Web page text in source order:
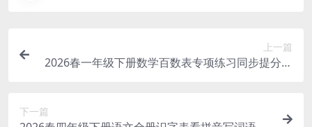
上一篇
2026春一年级下册数学百数表专项练习同步提分电
下一篇